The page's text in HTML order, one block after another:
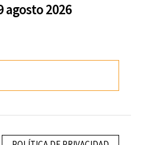
agosto 2026